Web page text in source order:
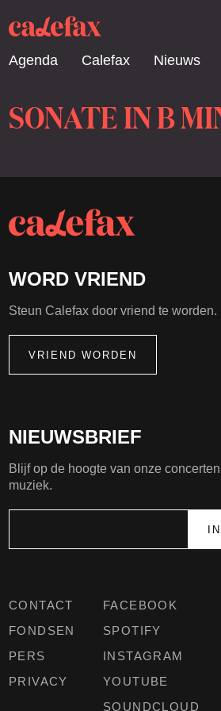
Agenda Calefax Nieuws
SONATE IN B
CONTACT
FONDSEN
PERS
PRIVACY
FACEBOOK
SPOTIFY
INSTAGRAM
YOUTUBE
SOUNDCLOUD
NIEUWSBRIEF
Blijf op de hoogte van onze
muziek.
WORD VRIEND
Steun Calefax door vriend te worden.
VRIEND WORDEN